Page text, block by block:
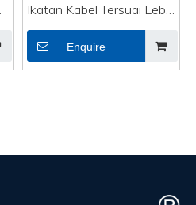
Ikatan Kabel Tersuai Lebih
Besar untuk Perindustrian
Enquire